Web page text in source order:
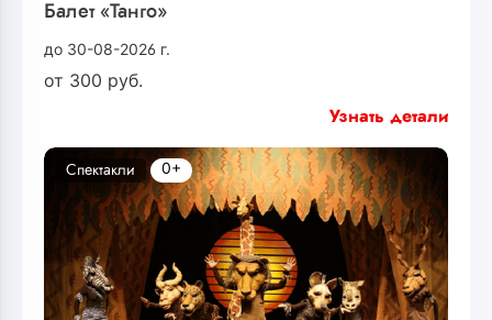
Балет «Танго»
до 30-08-2026 г.
от 300 руб.
Узнать детали
Спектакли 0+